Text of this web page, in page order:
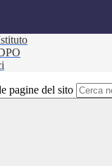
pagine del sito